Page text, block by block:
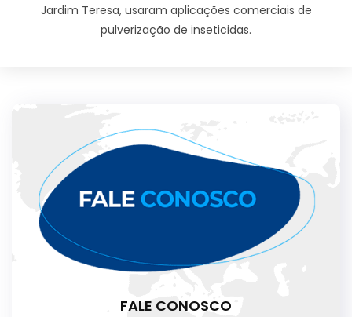
Jardim Teresa, usaram aplicações comerciais de
pulverização de inseticidas.
FALE CONOSCO